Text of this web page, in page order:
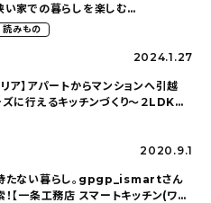
い家での暮らしを楽しむ
さん）
読みもの
2024.1.27
ア】アパートからマンションへ引越
ズに行えるキッチンづくり〜２LDKの
さん）
2020.9.1
たない暮らし。gpgp_ismartさん
【一条工務店 スマートキッチン(ワイ